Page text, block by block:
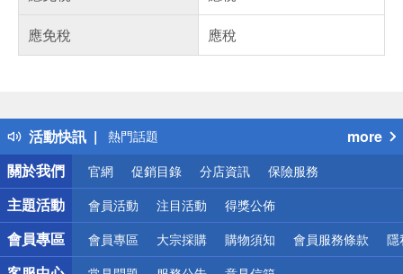
應免稅
應稅
活動快訊
得獎公告
熱門話題
銀行優惠
偏遠地區配送
詐騙網頁！請小心！
more
關於我們
官網 促銷目錄 分店資訊 保險服務
主題活動 會員活動 注目活動 得獎公佈
會員專區 會員專區 大宗採購 購物須知 會員服務條款 隱